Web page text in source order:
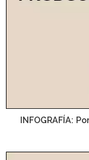
INFOGRAFÍA: